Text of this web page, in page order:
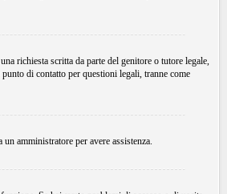
richiesta scritta da parte del genitore o tutore legale,
di contatto per questioni legali, tranne come
amministratore per avere assistenza.